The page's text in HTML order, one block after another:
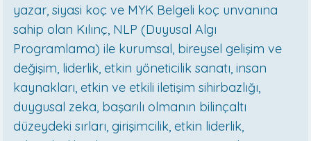
yazar, siyasi koç ve MYK Belgeli koç unvanına
sahip olan Kılınç, NLP (Duyusal Algı
Programlama) ile kurumsal, bireysel gelişim ve
değişim, liderlik, etkin yöneticilik sanatı, insan
kaynakları, etkin ve etkili iletişim sihirbazlığı,
duygusal zeka, başarılı olmanın bilinçaltı
düzeydeki sırları, girişimcilik, etkin liderlik,